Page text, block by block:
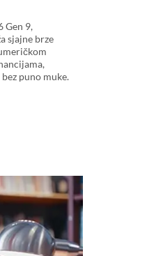
Gen 9,
sjajne brze
puno muke.